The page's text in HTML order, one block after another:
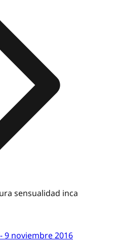
sensualidad inca
9 noviembre 2016